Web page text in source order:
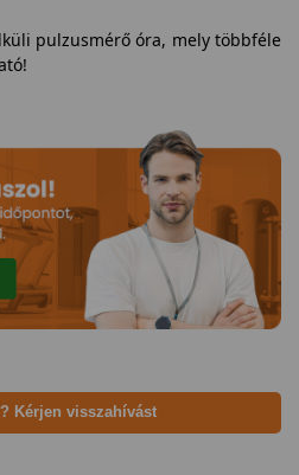
pulzusmérő óra, mely többféle
Kérjen visszahívást